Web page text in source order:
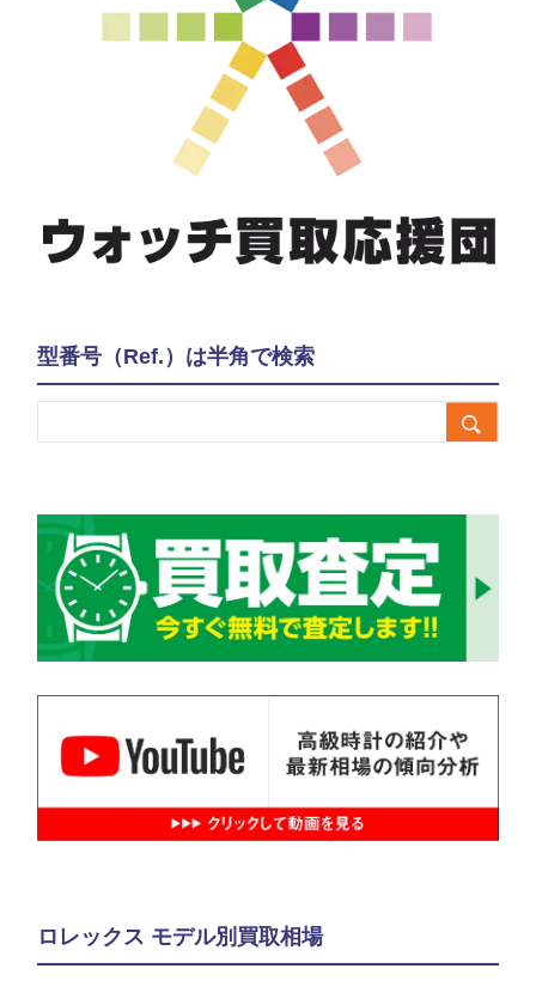
型番号（Ref.）は半角で検索

ロレックス モデル別買取相場